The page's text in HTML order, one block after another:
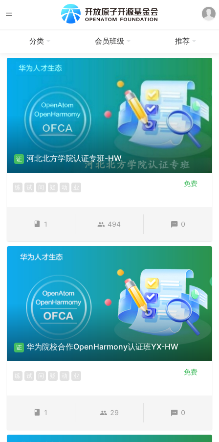
分类 会员班级 推荐
证 河北北方学院认证专班-HW
练 试 问 疑 动 业 免费
1 494 0
证 华为院校合作OpenHarmony认证班YX-HW
练 试 问 疑 动 业 免费
1 29 0